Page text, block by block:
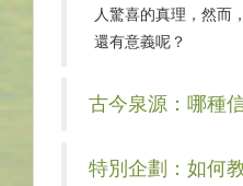
人驚喜的真理，然而
還有意義呢？
古今泉源：哪種
特別企劃：如何